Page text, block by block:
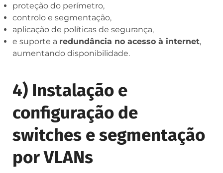
proteção do perímetro,
controlo e segmentação,
aplicação de políticas de segurança,
e suporte a redundância no acesso à internet,
aumentando disponibilidade.
4) Instalação e
configuração de
switches e segmentação
por VLANs